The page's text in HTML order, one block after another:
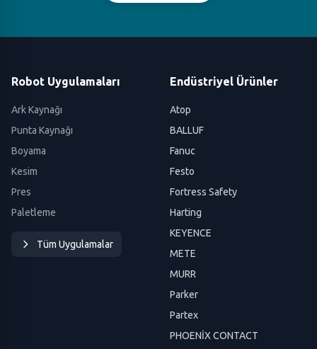
Robot Uygulamaları
Ark Kaynağı
Punta Kaynağı
Boyama
Kesim
Pres
Paletleme
Tüm Uygulamalar
Endüstriyel Ürünler
Atop
BALLUF
Fanuc
Festo
Fortress Safety
Harting
KEYENCE
METE
MURR
Parker
Partex
PHOENİX CONTACT